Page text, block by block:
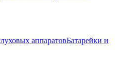
аппаратовБатарейки и